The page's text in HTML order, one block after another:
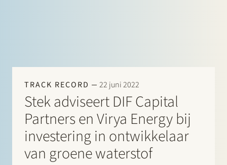
TRACK RECORD 22 juni 2022
Stek adviseert DIF Capital
Partners en Virya Energy bij
investering in ontwikkelaar
van groene waterstof